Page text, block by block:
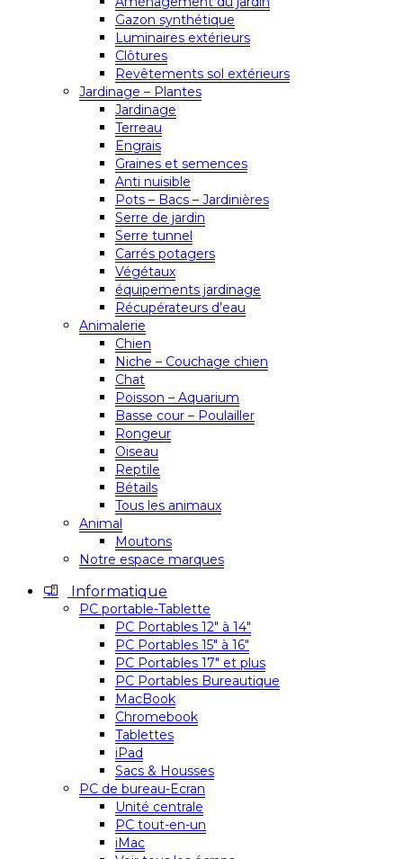
Gazon synthétique
Luminaires extérieurs
Clôtures
Revêtements sol extérieurs
Jardinage – Plantes
Jardinage
Terreau
Engrais
Graines et semences
Anti nuisible
Pots – Bacs – Jardinières
Serre de jardin
Serre tunnel
Carrés potagers
Végétaux
équipements jardinage
Récupérateurs d’eau
Animalerie
Chien
Niche – Couchage chien
Chat
Poisson – Aquarium
Basse cour – Poulailler
Rongeur
Oiseau
Reptile
Bétails
Tous les animaux
Animal
Moutons
Notre espace marques
Informatique
PC portable-Tablette
PC Portables 12″ à 14″
PC Portables 15″ à 16″
PC Portables 17″ et plus
PC Portables Bureautique
MacBook
Chromebook
Tablettes
iPad
Sacs & Housses
PC de bureau-Ecran
Unité centrale
PC tout-en-un
iMac